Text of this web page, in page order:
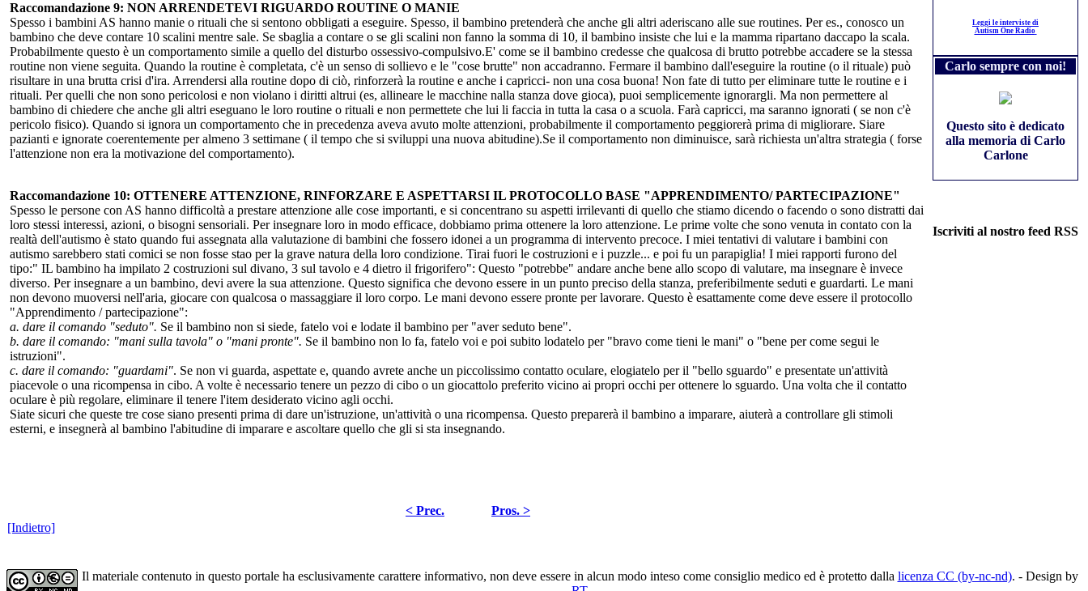
Raccomandazione 9: NON ARRENDETEVI RIGUARDO ROUTINE O MANIE
Spesso i bambini AS hanno manie o rituali che si sentono obbligati a eseguire. Spesso, il bambino pretenderà che anche gli altri aderiscano alle sue routines. Per es., conosco un
bambino che deve contare 10 scalini mentre sale. Se sbaglia a contare o se gli scalini non fanno la somma di 10, il bambino insiste che lui e la mamma ripartano daccapo la scala.
Probabilmente questo è un comportamento simile a quello del disturbo ossessivo-compulsivo.E' come se il bambino credesse che qualcosa di brutto potrebbe accadere se la stessa
routine non viene seguita. Quando la routine è completata, c'è un senso di sollievo e le "cose brutte" non accadranno. Fermare il bambino dall'eseguire la routine (o il rituale) può
risultare in una brutta crisi d'ira. Arrendersi alla routine dopo di ciò, rinforzerà la routine e anche i capricci- non una cosa buona! Non fate di tutto per eliminare tutte le routine e i
rituali. Per quelli che non sono pericolosi e non violano i diritti altrui (es, allineare le macchine nalla stanza dove gioca), puoi semplicemente ignorargli. Ma non permettere al
bambino di chiedere che anche gli altri eseguano le loro routine o rituali e non permettete che lui li faccia in tutta la casa o a scuola. Farà capricci, ma saranno ignorati ( se non c'è
pericolo fisico). Quando si ignora un comportamento che in precedenza aveva avuto molte attenzioni, probabilmente il comportamento peggiorerà prima di migliorare. Siare
pazianti e ignorate coerentemente per almeno 3 settimane ( il tempo che si sviluppi una nuova abitudine).Se il comportamento non diminuisce, sarà richiesta un'altra strategia ( forse
l'attenzione non era la motivazione del comportamento).
Raccomandazione 10: OTTENERE ATTENZIONE, RINFORZARE E ASPETTARSI IL PROTOCOLLO BASE "APPRENDIMENTO/ PARTECIPAZIONE"
Spesso le persone con AS hanno difficoltà a prestare attenzione alle cose importanti, e si concentrano su aspetti irrilevanti di quello che stiamo dicendo o facendo o sono distratti dai
loro stessi interessi, azioni, o bisogni sensoriali. Per insegnare loro in modo efficace, dobbiamo prima ottenere la loro attenzione. Le prime volte che sono venuta in contato con la
realtà dell'autismo è stato quando fui assegnata alla valutazione di bambini che fossero idonei a un programma di intervento precoce. I miei tentativi di valutare i bambini con
autismo sarebbero stati comici se non fosse stao per la grave natura della loro condizione. Tirai fuori le costruzioni e i puzzle... e poi fu un parapiglia! I miei rapporti furono del
tipo:" IL bambino ha impilato 2 costruzioni sul divano, 3 sul tavolo e 4 dietro il frigorifero": Questo "potrebbe" andare anche bene allo scopo di valutare, ma insegnare è invece
diverso. Per insegnare a un bambino, devi avere la sua attenzione. Questo significa che devono essere in un punto preciso della stanza, preferibilmente seduti e guardarti. Le mani
non devono muoversi nell'aria, giocare con qualcosa o massaggiare il loro corpo. Le mani devono essere pronte per lavorare. Questo è esattamente come deve essere il protocollo
"Apprendimento / partecipazione":
a. dare il comando "seduto". Se il bambino non si siede, fatelo voi e lodate il bambino per "aver seduto bene".
b. dare il comando: "mani sulla tavola" o "mani pronte". Se il bambino non lo fa, fatelo voi e poi subito lodatelo per "bravo come tieni le mani" o "bene per come segui le
istruzioni".
c. dare il comando: "guardami". Se non vi guarda, aspettate e, quando avrete anche un piccolissimo contatto oculare, elogiatelo per il "bello sguardo" e presentate un'attività
piacevole o una ricompensa in cibo. A volte è necessario tenere un pezzo di cibo o un giocattolo preferito vicino ai propri occhi per ottenere lo sguardo. Una volta che il contatto
oculare è più regolare, eliminare il tenere l'item desiderato vicino agli occhi.
Siate sicuri che queste tre cose siano presenti prima di dare un'istruzione, un'attività o una ricompensa. Questo preparerà il bambino a imparare, aiuterà a controllare gli stimoli
esterni, e insegnerà al bambino l'abitudine di imparare e ascoltare quello che gli si sta insegnando.
< Prec.
Pros. >
[Indietro]
Leggi le interviste di
Autism One Radio
Carlo sempre con noi!
Questo sito è dedicato
alla memoria di Carlo
Carlone
Iscriviti al nostro feed RSS
Il materiale contenuto in questo portale ha esclusivamente carattere informativo, non deve essere in alcun modo inteso come consiglio medico ed è protetto dalla licenza CC (by-nc-nd). - Design by